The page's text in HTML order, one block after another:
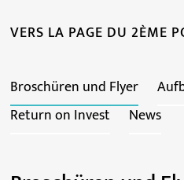
VERS LA PAGE DU 2ÈME
Broschüren und Flyer
Return on Invest
News